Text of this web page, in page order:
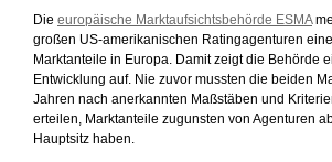
Die europäische Marktaufsichtsbehörde ESMA
großen US-amerikanischen Ratingagenturen
Marktanteile in Europa. Damit zeigt die Behörde
Entwicklung auf. Nie zuvor mussten die beiden
Jahren nach anerkannten Maßstäben und
erteilen, Marktanteile zugunsten von Agenturen
Hauptsitz haben.